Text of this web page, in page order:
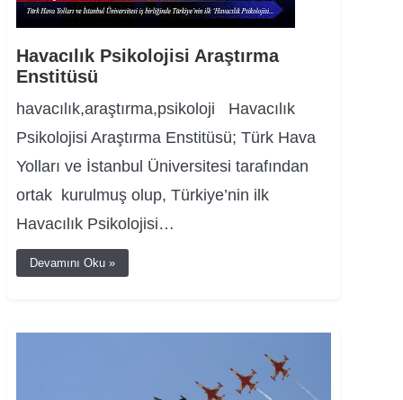
Havacılık Psikolojisi Araştırma
Enstitüsü
havacılık,araştırma,psikoloji Havacılık
Psikolojisi Araştırma Enstitüsü; Türk Hava
Yolları ve İstanbul Üniversitesi tarafından
ortak kurulmuş olup, Türkiye’nin ilk
Havacılık Psikolojisi…
Devamını Oku »